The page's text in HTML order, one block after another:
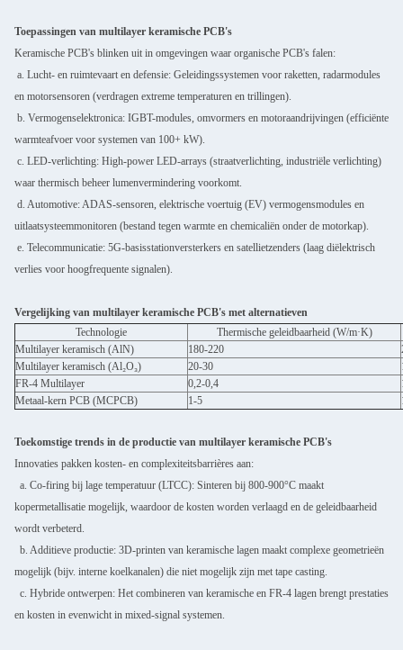
Toepassingen van multilayer keramische PCB's
Keramische PCB's blinken uit in omgevingen waar organische PCB's falen:
a. Lucht- en ruimtevaart en defensie: Geleidingssystemen voor raketten, radarmodules
en motorsensoren (verdragen extreme temperaturen en trillingen).
b. Vermogenselektronica: IGBT-modules, omvormers en motoraandrijvingen (efficiënte
warmteafvoer voor systemen van 100+ kW).
c. LED-verlichting: High-power LED-arrays (straatverlichting, industriële verlichting)
waar thermisch beheer lumenvermindering voorkomt.
d. Automotive: ADAS-sensoren, elektrische voertuig (EV) vermogensmodules en
uitlaatsysteemmonitoren (bestand tegen warmte en chemicaliën onder de motorkap).
e. Telecommunicatie: 5G-basisstationversterkers en satellietzenders (laag diëlektrisch
verlies voor hoogfrequente signalen).
Vergelijking van multilayer keramische PCB's met alternatieven
Technologie
Thermische geleidbaarheid (W/m·K)
Multilayer keramisch (AlN)
180-220
Multilayer keramisch (Al₂O₃)
20-30
FR-4 Multilayer
0,2-0,4
Metaal-kern PCB (MCPCB)
1-5
Toekomstige trends in de productie van multilayer keramische PCB's
Innovaties pakken kosten- en complexiteitsbarrières aan:
a. Co-firing bij lage temperatuur (LTCC): Sinteren bij 800-900°C maakt
kopermetallisatie mogelijk, waardoor de kosten worden verlaagd en de geleidbaarheid
wordt verbeterd.
b. Additieve productie: 3D-printen van keramische lagen maakt complexe geometrieën
mogelijk (bijv. interne koelkanalen) die niet mogelijk zijn met tape casting.
c. Hybride ontwerpen: Het combineren van keramische en FR-4 lagen brengt prestaties
en kosten in evenwicht in mixed-signal systemen.